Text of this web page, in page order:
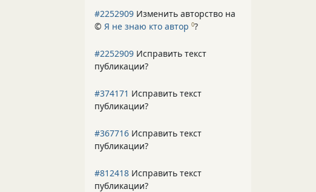
#2252909 Изменить авторство на
© Я не знаю кто автор 0?
#2252909 Исправить текст
публикации?
#374171 Исправить текст
публикации?
#367716 Исправить текст
публикации?
#812418 Исправить текст
публикации?